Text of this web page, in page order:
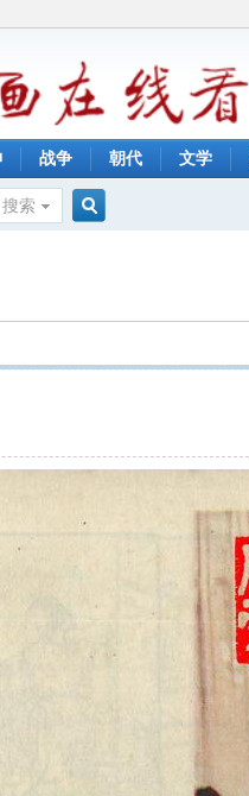
战争 朝代 文学
搜索